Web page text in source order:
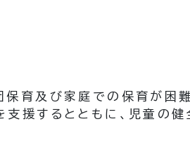
保育及び家庭での保育が困
援するとともに、児童の